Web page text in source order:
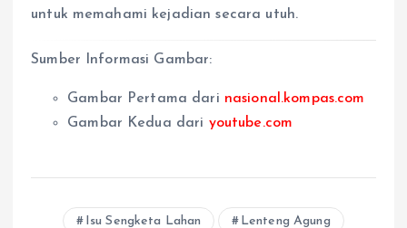
untuk memahami kejadian secara utuh.
Sumber Informasi Gambar:
Gambar Pertama dari nasional.kompas.com
Gambar Kedua dari youtube.com
Isu Sengketa Lahan Lenteng Agung